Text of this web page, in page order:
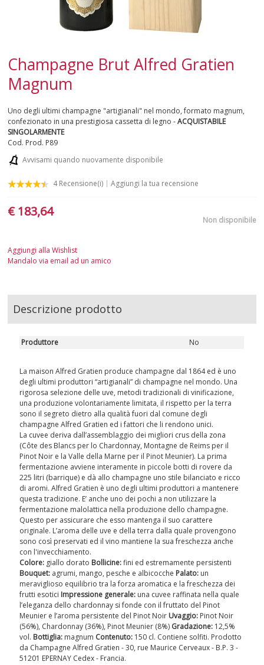
IL TUO VINO
Champagne Brut Alfred Gratien
Magnum
Uno degli ultimi champagne "artigianali" nel mondo, formato magnum,
confezionato in una prestigiosa cassetta di legno -ACQUISTABILE
SINGOLARMENTE
Cod. Prod. P89
Avvisami quando nuovamente disponibile
4Recensione(i) Aggiungi la tua recensione
Non disponibile
€ 183,64
Aggiungi alla Wishlist
Mandalo via email ad un amico
Descrizione prodotto
Produttore No
La maison Alfred Gratien produce champagne dal 1864 ed è uno
degli ultimi produttori “artigianali” di champagne nel mondo. Una
rigorosa selezione delle uve, metodi tradizionali di vinificazione,
una produzione volontariamente limitata, il rispetto per la terra
sono il segreto dietro alla qualità fuori dal comune degli
champagne Alfred Gratien ed i fattori che li rendono unici.
La cuvee deriva dall’assemblaggio dei migliori crus della zona
(Côte des Blancs per lo Chardonnay, Montagne de Reims per il
Pinot Noir e la Valle della Marne per il Pinot Meunier). La prima
fermentazione avviene interamente in piccole botti di rovere da
225 litri (barrique) e dà allo champagne uno stile bilanciato e ricco
di aromi. Alfred Gratien è uno degli ultimi produttori a mantenere
questa tradizione. E’ anche uno dei pochi a non utilizzare la
fermentazione malolattica nella produzione dello champagne.
Questo per assicurare che esso mantenga il suo carattere
originale. L’aroma delle uve e della terra dalla quale provengono
sono così preservati ed il vino mantiene la sua freschezza anche
con l'invecchiamento.
Colore: giallo dorato Bollicine:fini ed estremamente persistenti
Bouquet: agrumi, mango, pesche e albicocche Palato: un
meraviglioso equilibrio tra la forza aromatica e la freschezza dei
frutti esotici Impressione generale: una cuvee raffinata nella quale
l’eleganza dello chardonnay si fonde con il fruttato del Pinot
Meunier e l’aroma persistente del Pinot Noir Uvaggio: Pinot Noir
(56%), Chardonnay (36%), Pinot Meunier (8%) Gradazione: 12,5%
vol. Bottiglia: magnum Contenuto: 150 cl. Contiene solfiti. Prodotto
da Champagne Alfred Gratien - 30, rue Maurice Cerveaux - B.P. 3 -
51201 EPERNAY Cedex - Francia.